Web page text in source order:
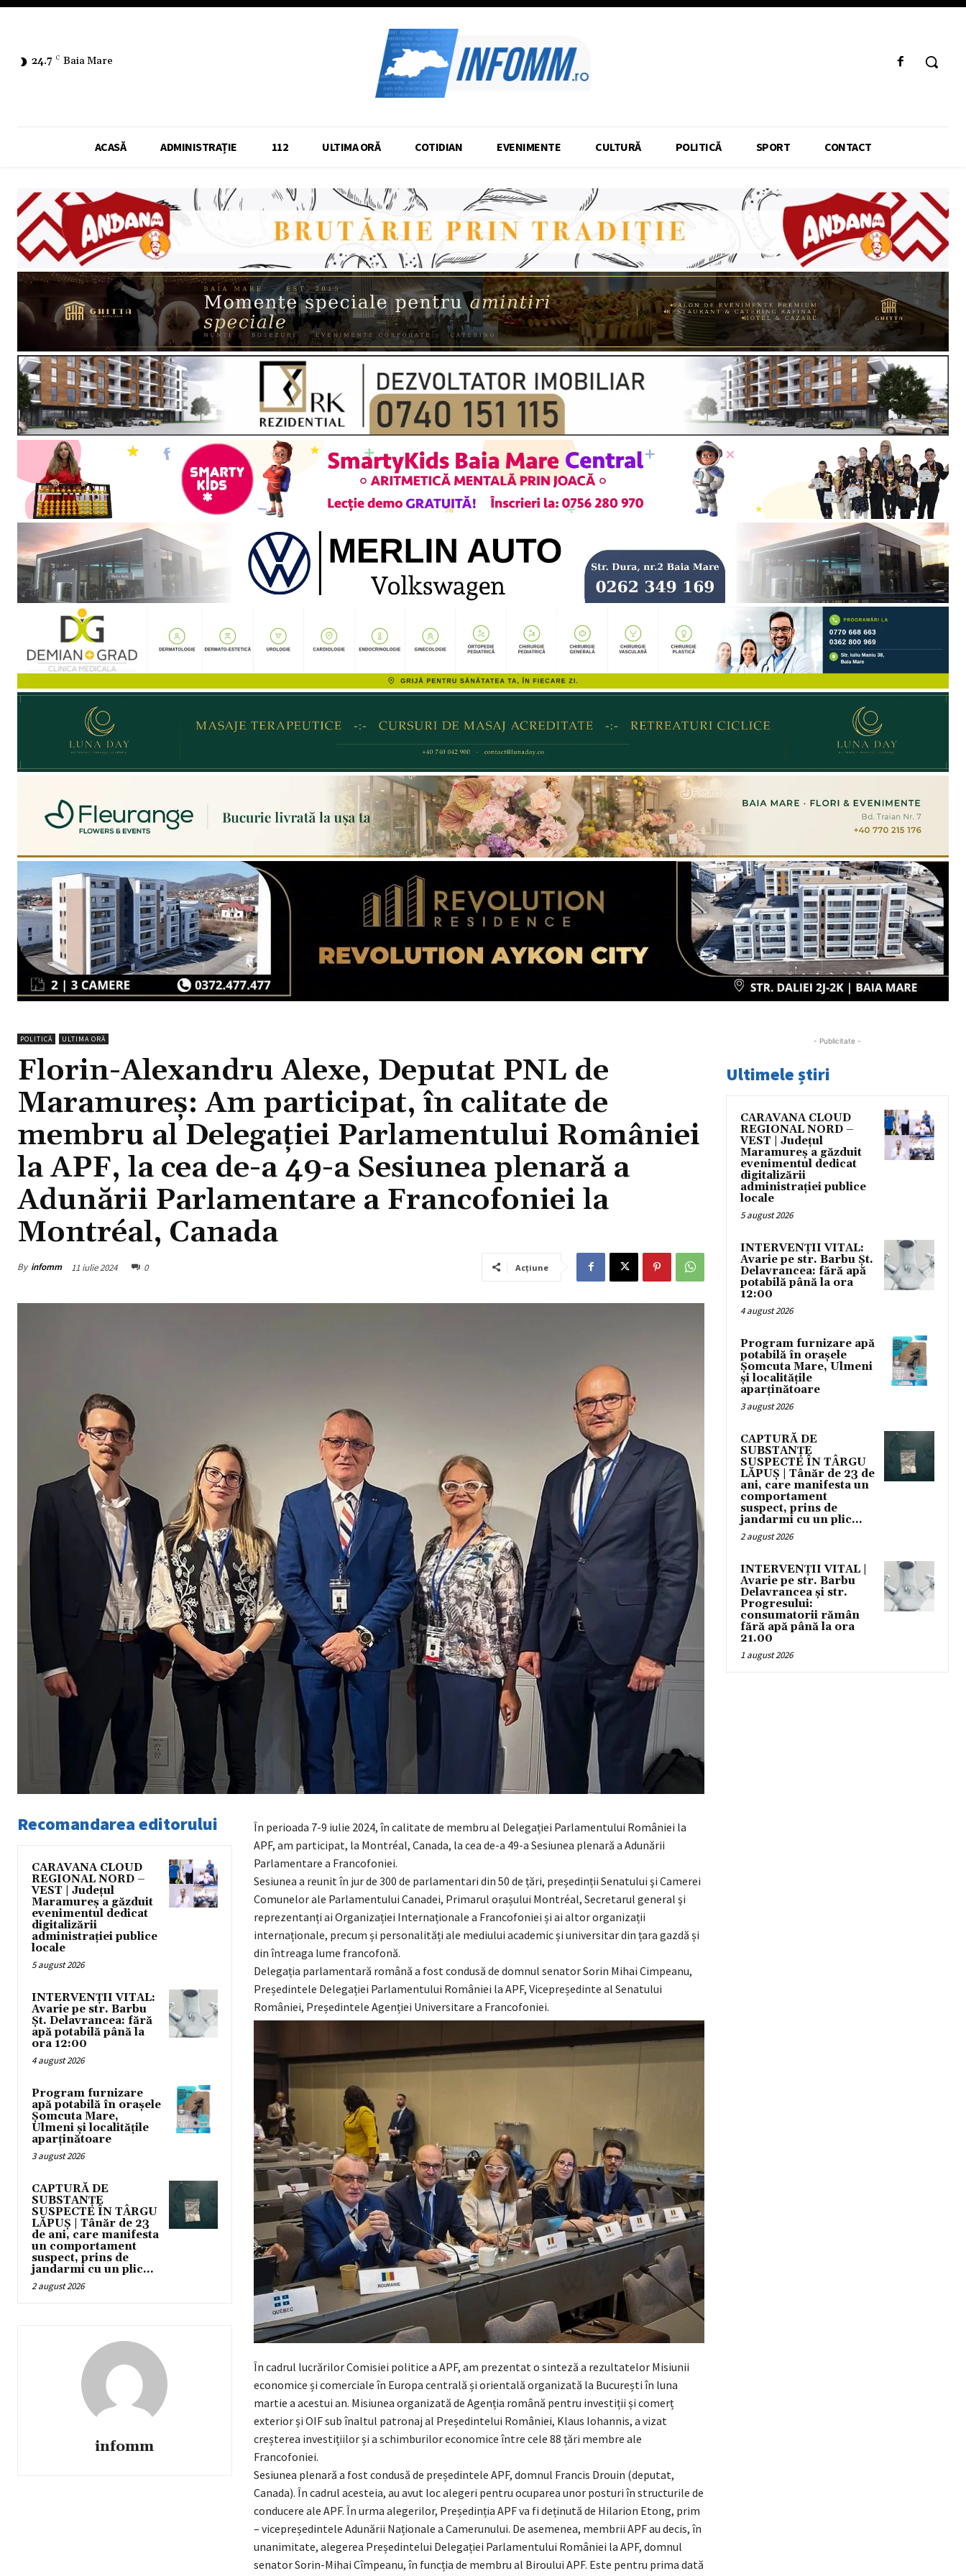
24.7 C Baia Mare
ACASĂ ADMINISTRAȚIE 112 ULTIMA ORĂ COTIDIAN EVENIMENTE CULTURĂ POLITICĂ SPORT CONTACT
POLITICĂ ULTIMA ORĂ
Florin-Alexandru Alexe, Deputat PNL de
Maramureș: Am participat, în calitate de
membru al Delegației Parlamentului României
la APF, la cea de-a 49-a Sesiunea plenară a
Adunării Parlamentare a Francofoniei la
Montréal, Canada
By infomm 11 iulie 2024 0 Acțiune
Recomandarea editorului
CARAVANA CLOUD
REGIONAL NORD –
VEST | Județul
Maramureș a găzduit
evenimentul dedicat
digitalizării
administrației publice
locale
5 august 2026
INTERVENȚII VITAL:
Avarie pe str. Barbu
Șt. Delavrancea: fără
apă potabilă până la
ora 12:00
4 august 2026
Program furnizare
apă potabilă în orașele
Șomcuta Mare,
Ulmeni și localitățile
aparținătoare
3 august 2026
CAPTURĂ DE
SUBSTANȚE
SUSPECTE ÎN TÂRGU
LĂPUȘ | Tânăr de 23
de ani, care manifesta
un comportament
suspect, prins de
jandarmi cu un plic...
2 august 2026
infomm
În perioada 7-9 iulie 2024, în calitate de membru al Delegației Parlamentului României la
APF, am participat, la Montréal, Canada, la cea de-a 49-a Sesiunea plenară a Adunării
Parlamentare a Francofoniei.
Sesiunea a reunit în jur de 300 de parlamentari din 50 de țări, președinții Senatului şi Camerei
Comunelor ale Parlamentului Canadei, Primarul orașului Montréal, Secretarul general şi
reprezentanți ai Organizației Internaționale a Francofoniei și ai altor organizații
internaționale, precum și personalități ale mediului academic și universitar din țara gazdă și
din întreaga lume francofonă.
Delegația parlamentară română a fost condusă de domnul senatorSorin Mihai Cimpeanu,
Președintele Delegației Parlamentului României la APF, Vicepreședinte al Senatului
României, Președintele Agenției Universitare a Francofoniei.
În cadrul lucrărilor Comisiei politice a APF, am prezentat o sinteză a rezultatelor Misiunii
economice și comerciale în Europa centrală și orientală organizată la București în luna
martie a acestui an. Misiunea organizată de Agenția română pentru investiții și comerț
exterior și OIF sub înaltul patronaj al Președintelui României, Klaus Iohannis, a vizat
creșterea investițiilor și a schimburilor economice între cele 88 țări membre ale
Francofoniei.
Sesiunea plenară a fost condusă de președintele APF, domnul Francis Drouin (deputat,
Canada). În cadrul acesteia, au avut loc alegeri pentru ocuparea unor posturi în structurile de
conducere ale APF. În urma alegerilor, Președinția APF va fi deținută de Hilarion Etong, prim
– vicepreședintele Adunării Naționale a Camerunului. De asemenea, membrii APF au decis, în
unanimitate, alegerea Președintelui Delegației Parlamentului României la APF, domnul
senator Sorin-Mihai Cîmpeanu, în funcția de membru al Biroului APF. Este pentru prima dată
- Publicitate -
Ultimele știri
CARAVANA CLOUD
REGIONAL NORD –
VEST | Județul
Maramureș a găzduit
evenimentul dedicat
digitalizării
administrației publice
locale
5 august 2026
INTERVENȚII VITAL:
Avarie pe str. Barbu Șt.
Delavrancea: fără apă
potabilă până la ora
12:00
4 august 2026
Program furnizare apă
potabilă în orașele
Șomcuta Mare, Ulmeni
și localitățile
aparținătoare
3 august 2026
CAPTURĂ DE
SUBSTANȚE
SUSPECTE ÎN TÂRGU
LĂPUȘ | Tânăr de 23 de
ani, care manifesta un
comportament
suspect, prins de
jandarmi cu un plic...
2 august 2026
INTERVENȚII VITAL |
Avarie pe str. Barbu
Delavrancea și str.
Progresului:
consumatorii rămân
fără apă până la ora
21.00
1 august 2026